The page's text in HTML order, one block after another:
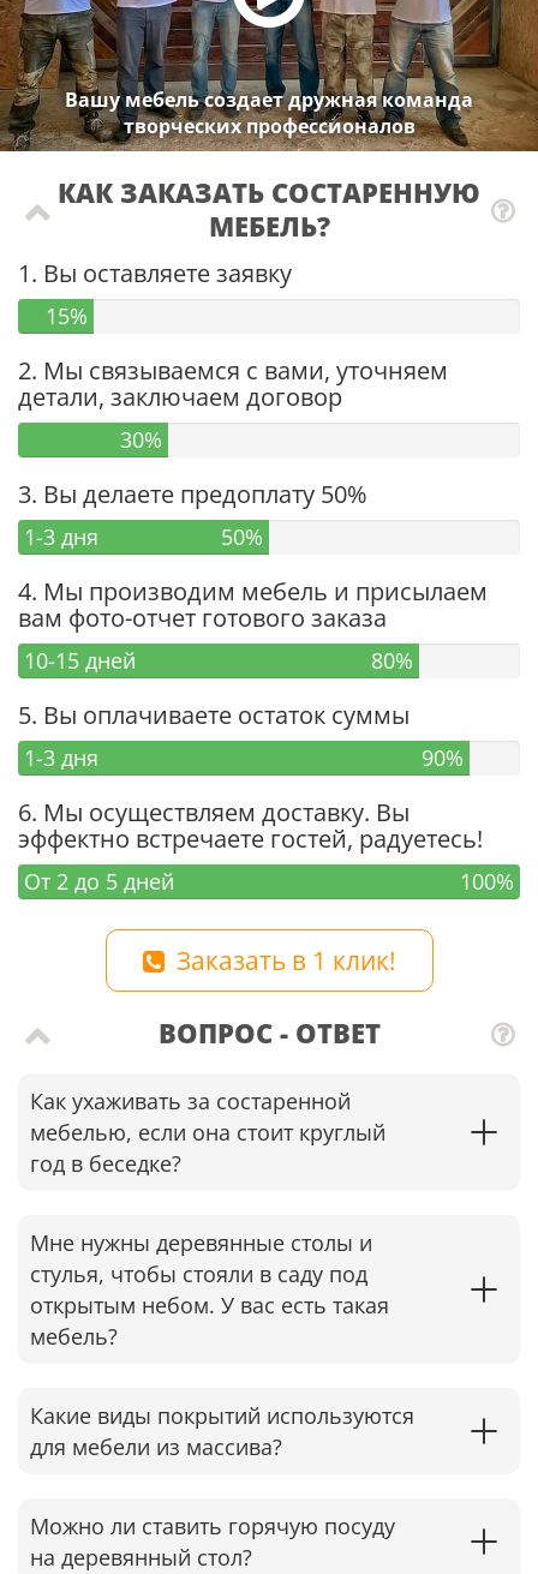
Вашу мебель создает дружная команда
творческих профессионалов
КАК ЗАКАЗАТЬ СОСТАРЕННУЮ
МЕБЕЛЬ?
1. Вы оставляете заявку
15%
2. Мы связываемся с вами, уточняем
детали, заключаем договор
30%
3. Вы делаете предоплату 50%
1-3 дня 50%
4. Мы производим мебель и присылаем
вам фото-отчет готового заказа
10-15 дней 80%
5. Вы оплачиваете остаток суммы
1-3 дня 90%
6. Мы осуществляем доставку. Вы
эффектно встречаете гостей, радуетесь!
От 2 до 5 дней 100%
Заказать в 1 клик!
ВОПРОС - ОТВЕТ
Как ухаживать за состаренной
мебелью, если она стоит круглый
год в беседке?​
Мне нужны деревянные столы и
стулья, чтобы стояли в саду под
открытым небом. У вас есть такая
мебель?
Какие виды покрытий используются
для мебели из массива?
Можно ли ставить горячую посуду
на деревянный стол?